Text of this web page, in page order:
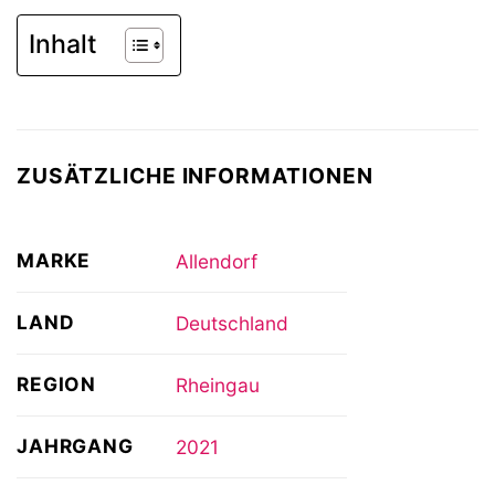
Inhalt
ZUSÄTZLICHE INFORMATIONEN
MARKE Allendorf
LAND Deutschland
REGION Rheingau
JAHRGANG 2021